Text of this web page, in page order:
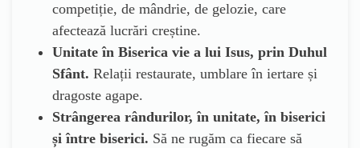
competiție, de mândrie, de gelozie, care
afectează lucrări creștine.
Unitate în Biserica vie a lui Isus, prin Duhul
Sfânt. Relații restaurate, umblare în iertare și
dragoste agape.
Strângerea rândurilor, în unitate, în biserici
și între biserici. Să ne rugăm ca fiecare să